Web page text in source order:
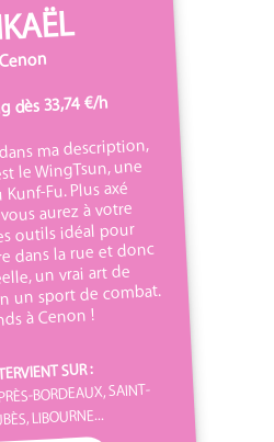
Cenon
dès 33,74 €/h
ma description,
le WingTsun, une
Fu. Plus axé
aurez à votre
outils idéal pour
dans la rue et donc
un vrai art de
un sport de combat.
à Cenon !
SUR :
BORDEAUX, SAINT-
LIBOURNE...